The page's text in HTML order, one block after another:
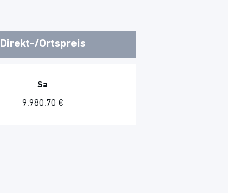
Direkt-/Ortspreis
Sa
9.980,70 €